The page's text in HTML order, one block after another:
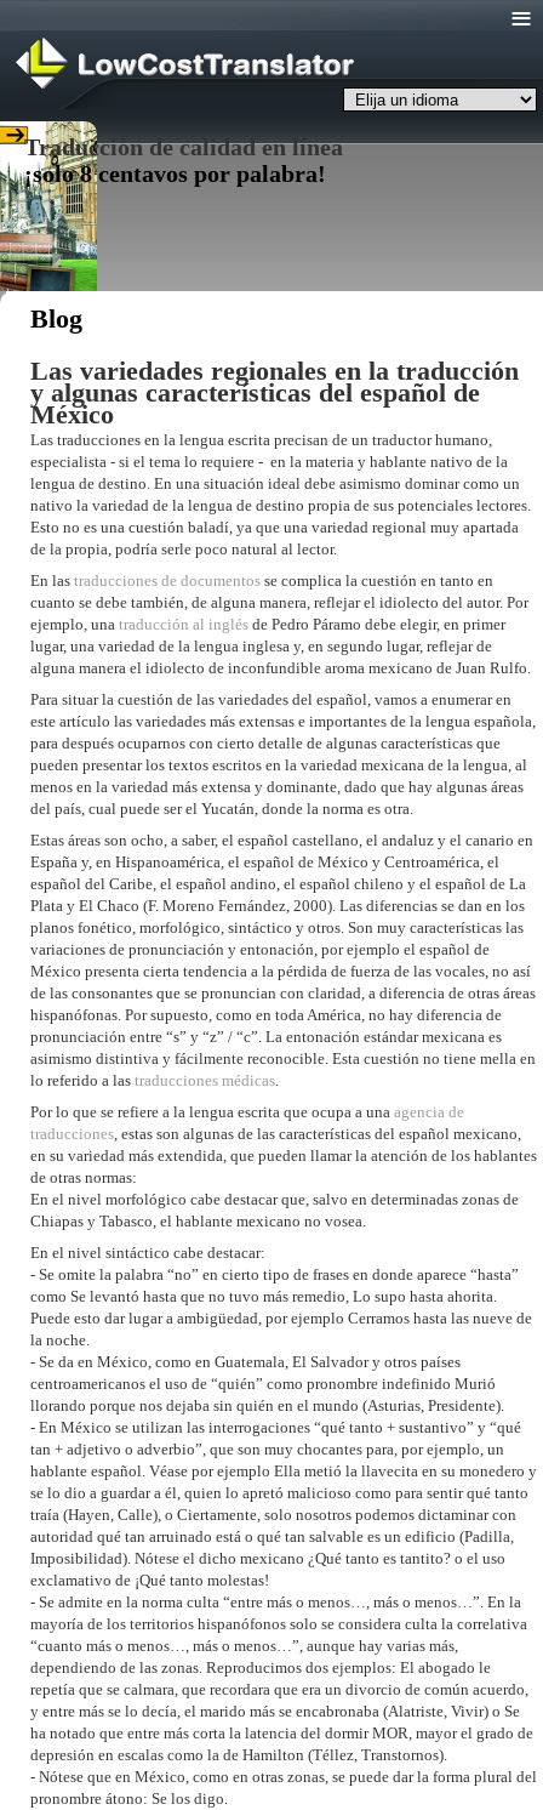
Traducción de calidad en línea
¡solo 8 centavos por palabra!
Blog
Las variedades regionales en la traducción
y algunas características del español de
México
Las traducciones en la lengua escrita precisan de un traductor humano,
especialista - si el tema lo requiere - en la materia y hablante nativo de la
lengua de destino. En una situación ideal debe asimismo dominar como un
nativo la variedad de la lengua de destino propia de sus potenciales lectores.
Esto no es una cuestión baladí, ya que una variedad regional muy apartada
de la propia, podría serle poco natural al lector.
En las traducciones de documentos se complica la cuestión en tanto en
cuanto se debe también, de alguna manera, reflejar el idiolecto del autor. Por
ejemplo, una traducción al inglés de Pedro Páramo debe elegir, en primer
lugar, una variedad de la lengua inglesa y, en segundo lugar, reflejar de
alguna manera el idiolecto de inconfundible aroma mexicano de Juan Rulfo.
Para situar la cuestión de las variedades del español, vamos a enumerar en
este artículo las variedades más extensas e importantes de la lengua española,
para después ocuparnos con cierto detalle de algunas características que
pueden presentar los textos escritos en la variedad mexicana de la lengua, al
menos en la variedad más extensa y dominante, dado que hay algunas áreas
del país, cual puede ser el Yucatán, donde la norma es otra.
Estas áreas son ocho, a saber, el español castellano, el andaluz y el canario en
España y, en Hispanoamérica, el español de México y Centroamérica, el
español del Caribe, el español andino, el español chileno y el español de La
Plata y El Chaco (F. Moreno Fernández, 2000). Las diferencias se dan en los
planos fonético, morfológico, sintáctico y otros. Son muy características las
variaciones de pronunciación y entonación, por ejemplo el español de
México presenta cierta tendencia a la pérdida de fuerza de las vocales, no así
de las consonantes que se pronuncian con claridad, a diferencia de otras áreas
hispanófonas. Por supuesto, como en toda América, no hay diferencia de
pronunciación entre “s” y “z” / “c”. La entonación estándar mexicana es
asimismo distintiva y fácilmente reconocible. Esta cuestión no tiene mella en
lo referido a las traducciones médicas.
Por lo que se refiere a la lengua escrita que ocupa a una agencia de
traducciones, estas son algunas de las características del español mexicano,
en su variedad más extendida, que pueden llamar la atención de los hablantes
de otras normas:
En el nivel morfológico cabe destacar que, salvo en determinadas zonas de
Chiapas y Tabasco, el hablante mexicano no vosea.
En el nivel sintáctico cabe destacar:
- Se omite la palabra “no” en cierto tipo de frases en donde aparece “hasta”
como Se levantó hasta que no tuvo más remedio, Lo supo hasta ahorita.
Puede esto dar lugar a ambigüedad, por ejemplo Cerramos hasta las nueve de
la noche.
- Se da en México, como en Guatemala, El Salvador y otros países
centroamericanos el uso de “quién” como pronombre indefinido Murió
llorando porque nos dejaba sin quién en el mundo (Asturias, Presidente).
- En México se utilizan las interrogaciones “qué tanto + sustantivo” y “qué
tan + adjetivo o adverbio”, que son muy chocantes para, por ejemplo, un
hablante español. Véase por ejemplo Ella metió la llavecita en su monedero y
se lo dio a guardar a él, quien lo apretó malicioso como para sentir qué tanto
traía (Hayen, Calle), o Ciertamente, solo nosotros podemos dictaminar con
autoridad qué tan arruinado está o qué tan salvable es un edificio (Padilla,
Imposibilidad). Nótese el dicho mexicano ¿Qué tanto es tantito? o el uso
exclamativo de ¡Qué tanto molestas!
- Se admite en la norma culta “entre más o menos…, más o menos…”. En la
mayoría de los territorios hispanófonos solo se considera culta la correlativa
“cuanto más o menos…, más o menos…”, aunque hay varias más,
dependiendo de las zonas. Reproducimos dos ejemplos: El abogado le
repetía que se calmara, que recordara que era un divorcio de común acuerdo,
y entre más se lo decía, el marido más se encabronaba (Alatriste, Vivir) o Se
ha notado que entre más corta la latencia del dormir MOR, mayor el grado de
depresión en escalas como la de Hamilton (Téllez, Transtornos).
- Nótese que en México, como en otras zonas, se puede dar la forma plural del
pronombre átono: Se los digo.